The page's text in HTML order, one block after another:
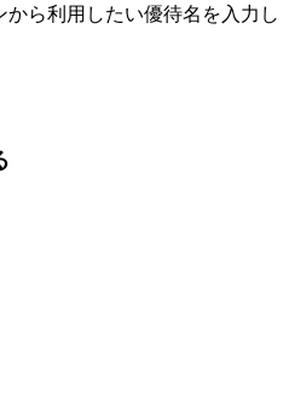
から利用したい優待名を入力し